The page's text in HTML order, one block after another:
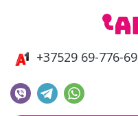
+37529 69-776-69